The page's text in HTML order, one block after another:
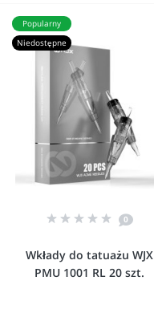
Popularny
Niedostępne
0
Wkłady do tatuażu WJX
PMU 1001 RL 20 szt.